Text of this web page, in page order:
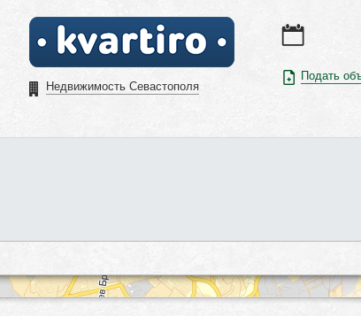
Недвижимость Севастополя
Подать